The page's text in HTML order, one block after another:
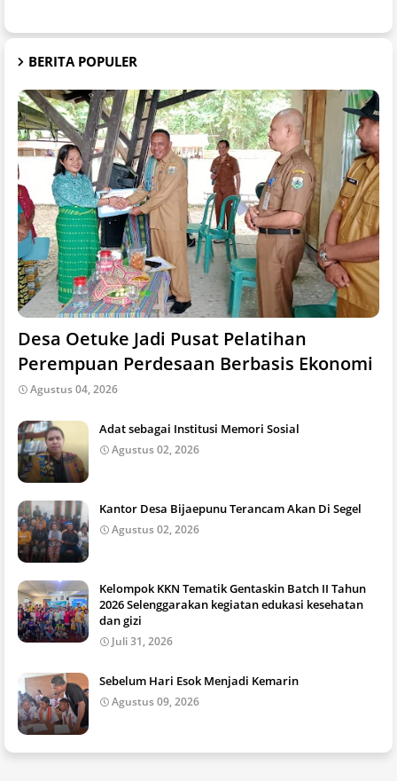
BERITA POPULER
Desa Oetuke Jadi Pusat Pelatihan
Perempuan Perdesaan Berbasis Ekonomi
Agustus 04, 2026
Adat sebagai Institusi Memori Sosial
Agustus 02, 2026
Kantor Desa Bijaepunu Terancam Akan Di Segel
Agustus 02, 2026
Kelompok KKN Tematik Gentaskin Batch II Tahun
2026 Selenggarakan kegiatan edukasi kesehatan
dan gizi
Juli 31, 2026
Sebelum Hari Esok Menjadi Kemarin
Agustus 09, 2026